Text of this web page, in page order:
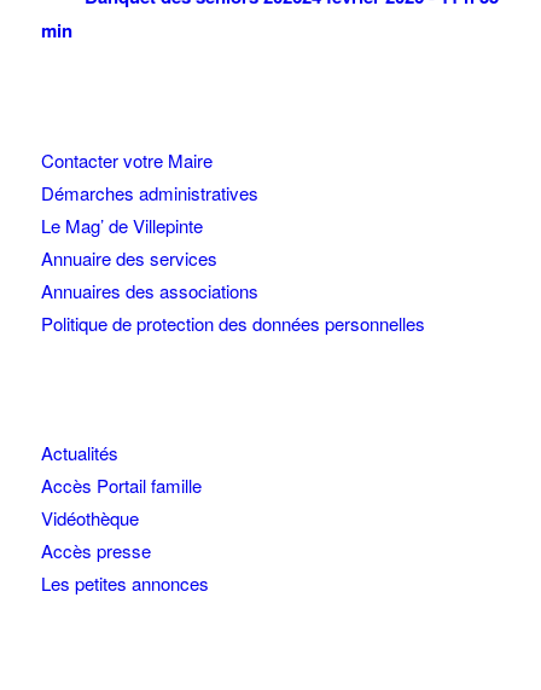
min
Contacter votre Maire
Démarches administratives
Le Mag’ de Villepinte
Annuaire des services
Annuaires des associations
Politique de protection des données personnelles
Actualités
Accès Portail famille
Vidéothèque
Accès presse
Les petites annonces